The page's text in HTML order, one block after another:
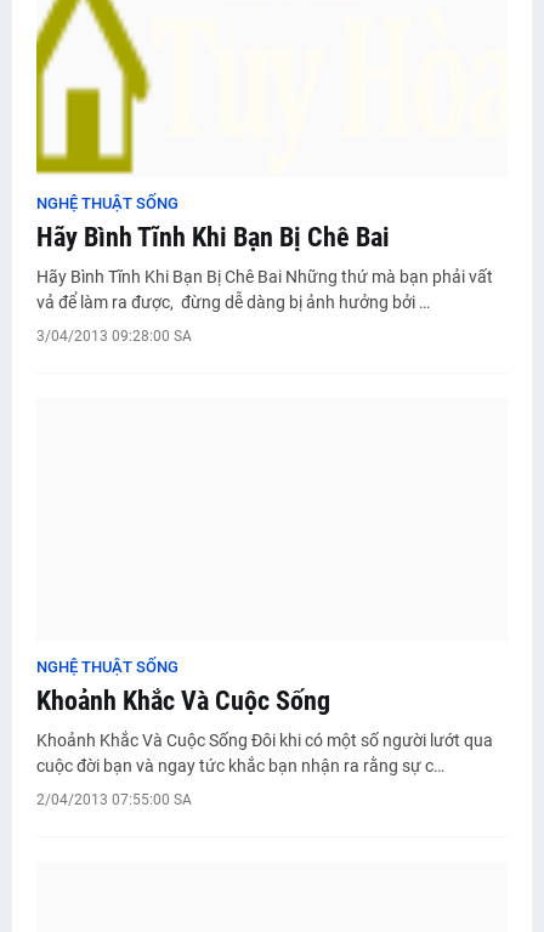
NGHỆ THUẬT SỐNG
Hãy Bình Tĩnh Khi Bạn Bị Chê Bai
Hãy Bình Tĩnh Khi Bạn Bị Chê Bai Những thứ mà bạn phải vất
vả để làm ra được, đừng dễ dàng bị ảnh hưởng bởi …
3/04/2013 09:28:00 SA
NGHỆ THUẬT SỐNG
Khoảnh Khắc Và Cuộc Sống
Khoảnh Khắc Và Cuộc Sống Đôi khi có một số người lướt qua
cuộc đời bạn và ngay tức khắc bạn nhận ra rằng sự c…
2/04/2013 07:55:00 SA